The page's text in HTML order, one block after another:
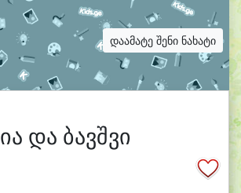
დაამატე შენი ნახატი
ია და ბავშვი